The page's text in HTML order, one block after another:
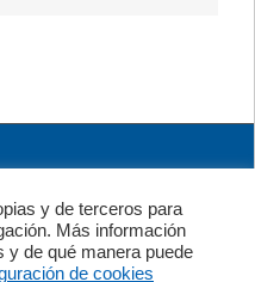
y de terceros para
Más información
de qué manera puede
de cookies